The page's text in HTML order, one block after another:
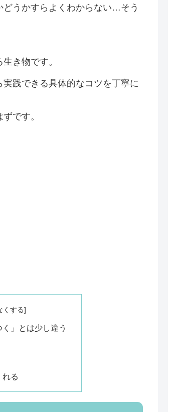
どうかすらよくわからない…そう
き物です。
践できる具体的なコツを丁寧に
です。
」とは少し違う
れる